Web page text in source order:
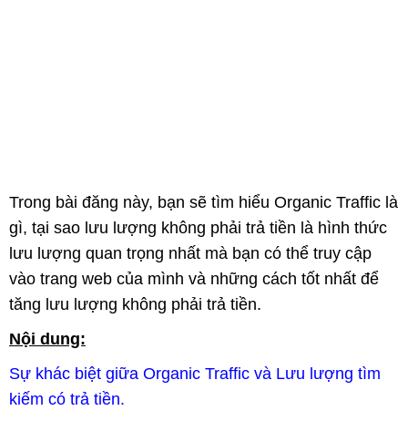
Trong bài đăng này, bạn sẽ tìm hiểu Organic Traffic là
gì, tại sao lưu lượng không phải trả tiền là hình thức
lưu lượng quan trọng nhất mà bạn có thể truy cập
vào trang web của mình và những cách tốt nhất để
tăng lưu lượng không phải trả tiền.
Nội dung:
Sự khác biệt giữa Organic Traffic và Lưu lượng tìm
kiếm có trả tiền.